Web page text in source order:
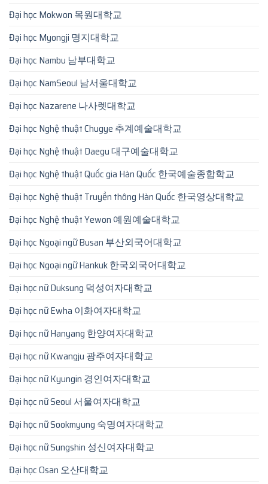
Đại học Mokwon 목원대학교
Đại học Myongji 명지대학교
Đại học Nambu 남부대학교
Đại học NamSeoul 남서울대학교
Đại học Nazarene 나사렛대학교
Đại học Nghệ thuật Chugye 추계예술대학교
Đại học Nghệ thuật Daegu 대구예술대학교
Đại học Nghệ thuật Quốc gia Hàn Quốc 한국예술종합학교
Đại học Nghệ thuật Truyền thông Hàn Quốc 한국영상대학교
Đại học Nghệ thuật Yewon 예원예술대학교
Đại học Ngoại ngữ Busan 부산외국어대학교
Đại học Ngoại ngữ Hankuk 한국외국어대학교
Đại học nữ Duksung 덕성여자대학교
Đại học nữ Ewha 이화여자대학교
Đại học nữ Hanyang 한양여자대학교
Đại học nữ Kwangju 광주여자대학교
Đại học nữ Kyungin 경인여자대학교
Đại học nữ Seoul 서울여자대학교
Đại học nữ Sookmyung 숙명여자대학교
Đại học nữ Sungshin 성신여자대학교
Đại học Osan 오산대학교